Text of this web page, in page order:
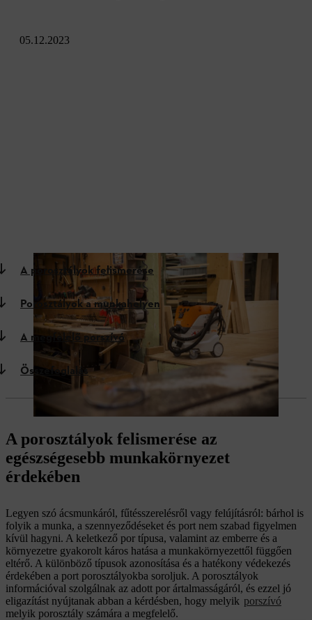
05.12.2023
A porosztályok felismerése
Porosztályok a munkahelyen
A megfelelő porszívó
Összefoglalás
A porosztályok felismerése az
egészségesebb munkakörnyezet
érdekében
Legyen szó ácsmunkáról, fűtésszerelésről vagy felújításról: bárhol is
folyik a munka, a szennyeződéseket és port nem szabad figyelmen
kívül hagyni. A keletkező por típusa, valamint az emberre és a
környezetre gyakorolt káros hatása a munkakörnyezettől függően
eltérő. A különböző típusok azonosítása és a hatékony védekezés
érdekében a port porosztályokba soroljuk. A porosztályok
információval szolgálnak az adott por ártalmasságáról, és ezzel jó
eligazítást nyújtanak abban a kérdésben, hogy melyik porszívó
melyik porosztály számára a megfelelő.